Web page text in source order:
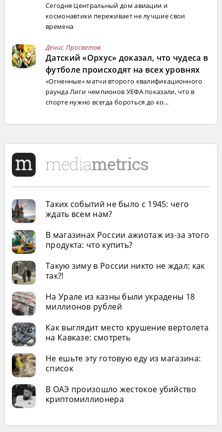
Сегодня Центральный дом авиации и
космонавтики переживает не лучшие свои
времена
Денис Просветов
Датский «Орхус» доказал, что чудеса в
футболе происходят на всех уровнях
«Огненные» матчи второго квалификационного
раунда Лиги чемпионов УЕФА показали, что в
спорте нужно всегда бороться до ко...
Таких событий не было с 1945: чего
ждать всем нам?
В магазинах России ажиотаж из-за этого
продукта: что купить?
Такую зиму в России никто не ждал: как
так?!
На Урале из казны были украдены 18
миллионов рублей
Как выглядит место крушение вертолета
на Кавказе: смотреть
Не ешьте эту готовую еду из магазина:
список
В ОАЭ произошло жестокое убийство
криптомиллионера